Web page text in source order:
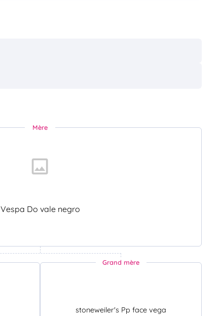
Mère
Vespa Do vale negro
Grand mère
stoneweiler's Pp face vega